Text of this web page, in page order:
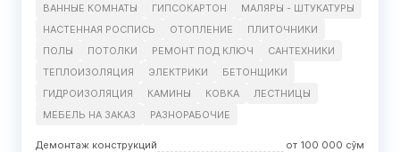
ВАННЫЕ КОМНАТЫ ГИПСОКАРТОН
МАЛЯРЫ - ШТУКАТУРЫ
НАСТЕННАЯ РОСПИСЬ
ОТОПЛЕНИЕ
ПЛИТОЧНИКИ
ПОЛЫ
ПОТОЛКИ РЕМОНТ ПОД КЛЮЧ
САНТЕХНИКИ
ТЕПЛОИЗОЛЯЦИЯ
ЭЛЕКТРИКИ
БЕТОНЩИКИ
ГИДРОИЗОЛЯЦИЯ
КАМИНЫ КОВКА
ЛЕСТНИЦЫ
МЕБЕЛЬ НА ЗАКАЗ
РАЗНОРАБОЧИЕ
Демонтаж конструкций от 100 000 сўм